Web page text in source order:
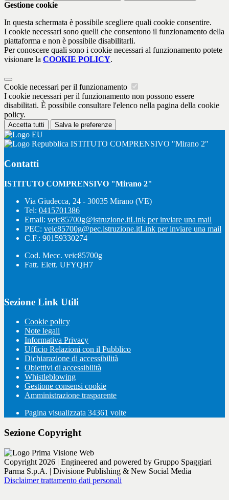
Gestione cookie
In questa schermata è possibile scegliere quali cookie consentire.
I cookie necessari sono quelli che consentono il funzionamento della
piattaforma e non è possibile disabilitarli.
Per conoscere quali sono i cookie necessari al funzionamento potete
visionare la COOKIE POLICY.
Cookie necessari per il funzionamento
I cookie necessari per il funzionamento non possono essere
disabilitati. È possibile consultare l'elenco nella pagina della cookie
policy.
Accetta tutti Salva le preferenze
ISTITUTO COMPRENSIVO "Mirano 2"
Contatti
ISTITUTO COMPRENSIVO "Mirano 2"
Via Giudecca, 24 - 30035 Mirano (VE)
Tel: 0415701386
Email: veic85700g@istruzione.itLink per inviare una mail
PEC: veic85700g@pec.istruzione.itLink per inviare una mail
C.F.: 90159330274
Cod. Mecc. veic85700g
Fatt. Elett. UFYQH7
Sezione Link Utili
Cookie policy
Note legali
Informativa Privacy
Ufficio Relazioni con il Pubblico
Dichiarazione di accessibilità
Obiettivi di accessibilità
Whistleblowing
Gestione consensi cookie
Amministrazione trasparente
Pagina visualizzata 34361 volte
Sezione Copyright
Copyright 2026 | Engineered and powered by Gruppo Spaggiari
Parma S.p.A. | Divisione Publishing & New Social Media
Disclaimer trattamento dati personali